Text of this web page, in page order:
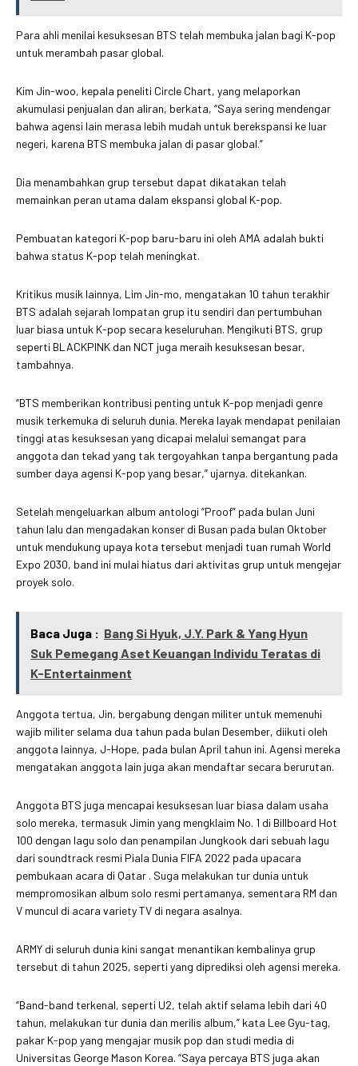
Para ahli menilai kesuksesan BTS telah membuka jalan bagi K-pop
untuk merambah pasar global.
Kim Jin-woo, kepala peneliti Circle Chart, yang melaporkan
akumulasi penjualan dan aliran, berkata, “Saya sering mendengar
bahwa agensi lain merasa lebih mudah untuk berekspansi ke luar
negeri, karena BTS membuka jalan di pasar global.”
Dia menambahkan grup tersebut dapat dikatakan telah
memainkan peran utama dalam ekspansi global K-pop.
Pembuatan kategori K-pop baru-baru ini oleh AMA adalah bukti
bahwa status K-pop telah meningkat.
Kritikus musik lainnya, Lim Jin-mo, mengatakan 10 tahun terakhir
BTS adalah sejarah lompatan grup itu sendiri dan pertumbuhan
luar biasa untuk K-pop secara keseluruhan. Mengikuti BTS, grup
seperti BLACKPINK dan NCT juga meraih kesuksesan besar,
tambahnya.
“BTS memberikan kontribusi penting untuk K-pop menjadi genre
musik terkemuka di seluruh dunia. Mereka layak mendapat penilaian
tinggi atas kesuksesan yang dicapai melalui semangat para
anggota dan tekad yang tak tergoyahkan tanpa bergantung pada
sumber daya agensi K-pop yang besar,” ujarnya. ditekankan.
Setelah mengeluarkan album antologi “Proof” pada bulan Juni
tahun lalu dan mengadakan konser di Busan pada bulan Oktober
untuk mendukung upaya kota tersebut menjadi tuan rumah World
Expo 2030, band ini mulai hiatus dari aktivitas grup untuk mengejar
proyek solo.
Baca Juga : Bang Si Hyuk, J.Y. Park & Yang Hyun
Suk Pemegang Aset Keuangan Individu Teratas di
K-Entertainment
Anggota tertua, Jin, bergabung dengan militer untuk memenuhi
wajib militer selama dua tahun pada bulan Desember, diikuti oleh
anggota lainnya, J-Hope, pada bulan April tahun ini. Agensi mereka
mengatakan anggota lain juga akan mendaftar secara berurutan.
Anggota BTS juga mencapai kesuksesan luar biasa dalam usaha
solo mereka, termasuk Jimin yang mengklaim No. 1 di Billboard Hot
100 dengan lagu solo dan penampilan Jungkook dari sebuah lagu
dari soundtrack resmi Piala Dunia FIFA 2022 pada upacara
pembukaan acara di Qatar . Suga melakukan tur dunia untuk
mempromosikan album solo resmi pertamanya, sementara RM dan
V muncul di acara variety TV di negara asalnya.
ARMY di seluruh dunia kini sangat menantikan kembalinya grup
tersebut di tahun 2025, seperti yang diprediksi oleh agensi mereka.
“Band-band terkenal, seperti U2, telah aktif selama lebih dari 40
tahun, melakukan tur dunia dan merilis album,” kata Lee Gyu-tag,
pakar K-pop yang mengajar musik pop dan studi media di
Universitas George Mason Korea. “Saya percaya BTS juga akan